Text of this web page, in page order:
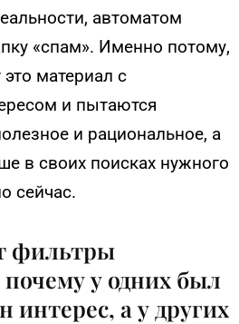
автоматом
«спам». Именно потому,
материал с
и пытаются
и рациональное, а
в своих поисках нужного
сейчас.
фильтры
у одних был
интерес, а у других